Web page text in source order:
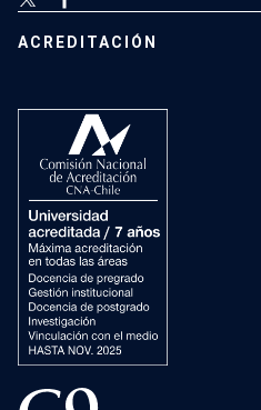
ACREDITACIÓN